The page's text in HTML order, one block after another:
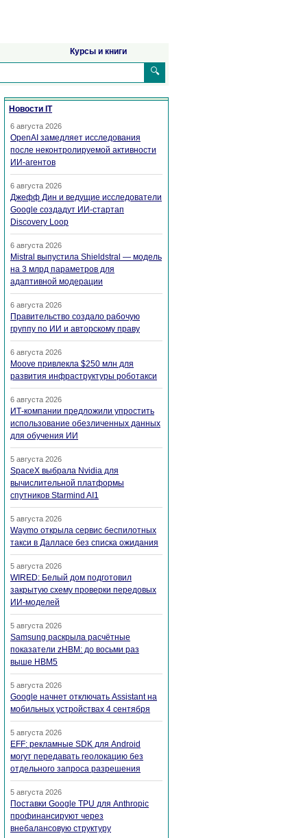
Курсы и книги
🔍
Новости IT
6 августа 2026
OpenAI замедляет исследования
после неконтролируемой активности
ИИ-агентов
6 августа 2026
Джефф Дин и ведущие исследователи
Google создадут ИИ-стартап
Discovery Loop
6 августа 2026
Mistral выпустила Shieldstral — модель
на 3 млрд параметров для
адаптивной модерации
6 августа 2026
Правительство создало рабочую
группу по ИИ и авторскому праву
6 августа 2026
Moove привлекла $250 млн для
развития инфраструктуры роботакси
6 августа 2026
ИТ-компании предложили упростить
использование обезличенных данных
для обучения ИИ
5 августа 2026
SpaceX выбрала Nvidia для
вычислительной платформы
спутников Starmind AI1
5 августа 2026
Waymo открыла сервис беспилотных
такси в Далласе без списка ожидания
5 августа 2026
WIRED: Белый дом подготовил
закрытую схему проверки передовых
ИИ-моделей
5 августа 2026
Samsung раскрыла расчётные
показатели zHBM: до восьми раз
выше HBM5
5 августа 2026
Google начнет отключать Assistant на
мобильных устройствах 4 сентября
5 августа 2026
EFF: рекламные SDK для Android
могут передавать геолокацию без
отдельного запроса разрешения
5 августа 2026
Поставки Google TPU для Anthropic
профинансируют через
внебалансовую структуру